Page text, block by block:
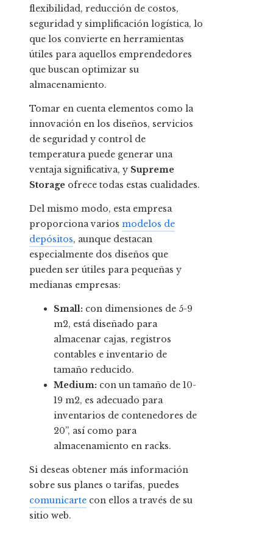
flexibilidad, reducción de costos,
seguridad y simplificación logística, lo
que los convierte en herramientas
útiles para aquellos emprendedores
que buscan optimizar su
almacenamiento.
Tomar en cuenta elementos como la
innovación en los diseños, servicios
de seguridad y control de
temperatura puede generar una
ventaja significativa, y Supreme
Storage ofrece todas estas cualidades.
Del mismo modo, esta empresa
proporciona varios modelos de
depósitos, aunque destacan
especialmente dos diseños que
pueden ser útiles para pequeñas y
medianas empresas:
Small: con dimensiones de 5-9
m2, está diseñado para
almacenar cajas, registros
contables e inventario de
tamaño reducido.
Medium: con un tamaño de 10-
19 m2, es adecuado para
inventarios de contenedores de
20’’, así como para
almacenamiento en racks.
Si deseas obtener más información
sobre sus planes o tarifas, puedes
comunicarte con ellos a través de su
sitio web.